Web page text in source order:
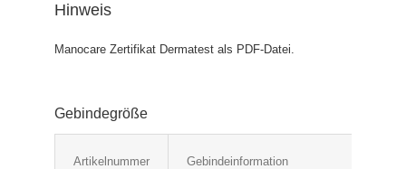
Hinweis
Manocare Zertifikat Dermatest als PDF-Datei.
Gebindegröße
Artikelnummer Gebindeinformation